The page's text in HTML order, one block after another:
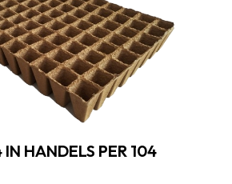
HANDELS PER 104